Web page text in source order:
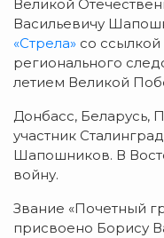
Великой
Васильевичу
«Стрела» со
регионального
летием Великой
Донбасс, Беларусь,
участник
Шапошников. В
войну.
Звание «Почетный
присвоено Борису